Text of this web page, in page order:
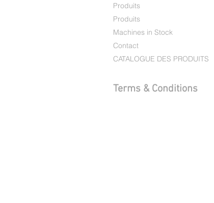
Produits
Produits
Machines in Stock
Contact
CATALOGUE DES PRODUITS
Terms & Conditions